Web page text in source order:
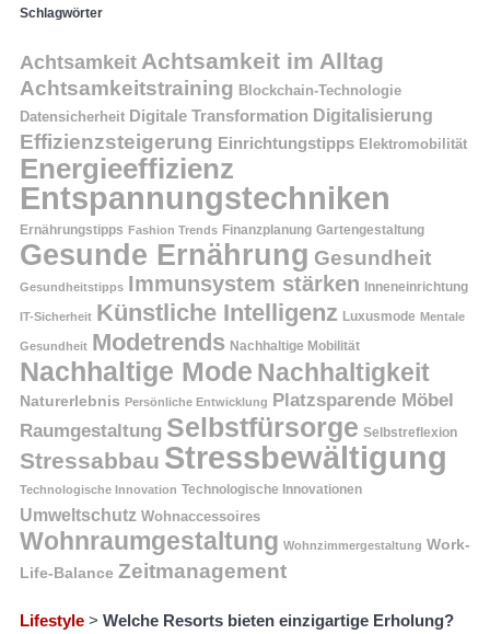
Schlagwörter
Achtsamkeit Achtsamkeit im Alltag
Achtsamkeitstraining Blockchain-Technologie
Datensicherheit Digitale Transformation Digitalisierung
Effizienzsteigerung Einrichtungstipps Elektromobilität
Energieeffizienz
Entspannungstechniken
Ernährungstipps Fashion Trends Finanzplanung Gartengestaltung
Gesunde Ernährung Gesundheit
Gesundheitstipps Immunsystem stärken Inneneinrichtung
IT-Sicherheit Künstliche Intelligenz Luxusmode Mentale
Gesundheit Modetrends Nachhaltige Mobilität
Nachhaltige Mode Nachhaltigkeit
Naturerlebnis Persönliche Entwicklung Platzsparende Möbel
Raumgestaltung Selbstfürsorge Selbstreflexion
Stressabbau Stressbewältigung
Technologische Innovation Technologische Innovationen
Umweltschutz Wohnaccessoires
Wohnraumgestaltung Wohnzimmergestaltung Work-
Life-Balance Zeitmanagement
Lifestyle > Welche Resorts bieten einzigartige Erholung?